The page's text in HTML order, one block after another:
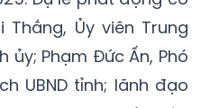
Ủy viên Trung
ủy; Phạm Đức Ấn, Phó
UBND tỉnh; lãnh đạo